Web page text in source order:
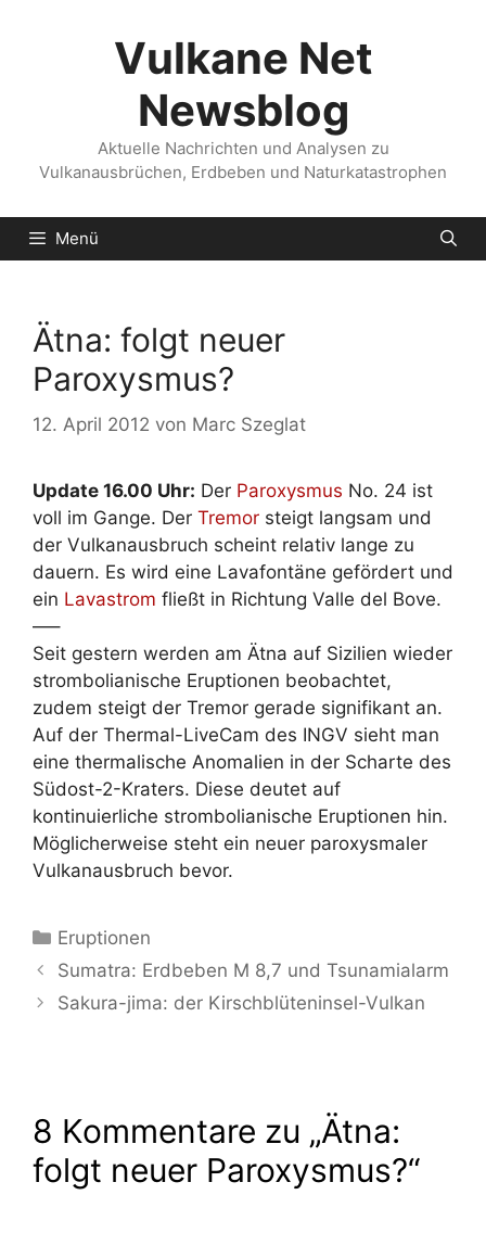
Vulkane Net
Newsblog
Aktuelle Nachrichten und Analysen zu
Vulkanausbrüchen, Erdbeben und Naturkatastrophen
Menü
Ätna: folgt neuer
Paroxysmus?
12. April 2012 von Marc Szeglat
Update 16.00 Uhr: Der Paroxysmus No. 24 ist
voll im Gange. Der Tremor steigt langsam und
der Vulkanausbruch scheint relativ lange zu
dauern. Es wird eine Lavafontäne gefördert und
ein Lavastrom fließt in Richtung Valle del Bove.
—–
Seit gestern werden am Ätna auf Sizilien wieder
strombolianische Eruptionen beobachtet,
zudem steigt der Tremor gerade signifikant an.
Auf der Thermal-LiveCam des INGV sieht man
eine thermalische Anomalien in der Scharte des
Südost-2-Kraters. Diese deutet auf
kontinuierliche strombolianische Eruptionen hin.
Möglicherweise steht ein neuer paroxysmaler
Vulkanausbruch bevor.
Kategorien
Eruptionen
Sumatra: Erdbeben M 8,7 und Tsunamialarm
Sakura-jima: der Kirschblüteninsel-Vulkan
8 Kommentare zu „Ätna:
folgt neuer Paroxysmus?“